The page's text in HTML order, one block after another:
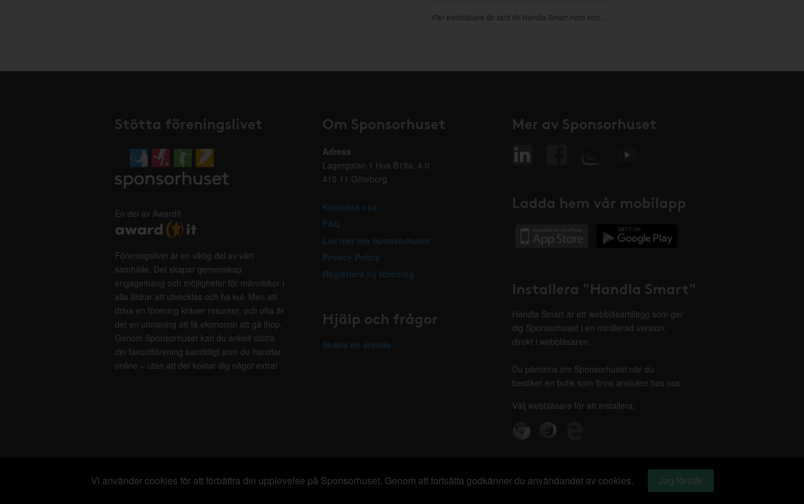
Fler webbläsare får stöd för Handla Smart inom kort...
Stötta föreningslivet
En del av AwardIt
Föreningslivet är en viktig del av vårt
samhälle. Det skapar gemenskap,
engagemang och möjligheter för människor i
alla åldrar att utvecklas och ha kul. Men att
driva en förening kräver resurser, och ofta är
det en utmaning att få ekonomin att gå ihop.
Genom Sponsorhuset kan du enkelt stötta
din favoritförening samtidigt som du handlar
online – utan att det kostar dig något extra!
Om Sponsorhuset
Adress:
Lagergatan 1 Hus B19a, 4 tr
415 11 Göteborg
Kontakta oss
FAQ
Läs mer om Sponsorhuset
Privacy Policy
Registrera ny förening
Hjälp och frågor
Skapa ett ärende
Mer av Sponsorhuset
Ladda hem vår mobilapp
Installera "Handla Smart"
Handla Smart är ett webbläsartillägg som ger
dig Sponsorhuset i en minifierad version,
direkt i webbläsaren.
Du påminns om Sponsorhuset när du
besöker en butik som finns ansluten hos oss.
Välj webbläsare för att installera:
Vi använder cookies för att förbättra din upplevelse på Sponsorhuset. Genom att fortsätta godkänner du användandet av cookies. Jag förstår